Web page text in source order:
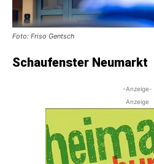
Foto: Friso Gentsch
Schaufenster Neumarkt
-Anzeige-
Anzeige